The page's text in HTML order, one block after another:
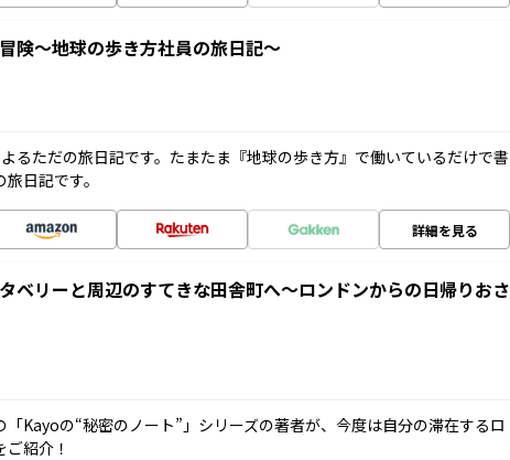
険～地球の歩き方社員の旅日記～
るただの旅日記です。たまたま『地球の歩き方』で働いているだけで書
日記です。
詳細を見る
ベリーと周辺のすてきな田舎町へ～ロンドンからの日帰りおさ
Kayoの“秘密のノート”」シリーズの著者が、今度は自分の滞在するロ
紹介！